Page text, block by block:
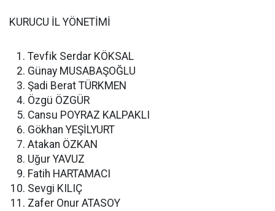
KURUCU İL YÖNETİMİ
Tevfik Serdar KÖKSAL
Günay MUSABAŞOĞLU
Şadi Berat TÜRKMEN
Özgü ÖZGÜR
Cansu POYRAZ KALPAKLI
Gökhan YEŞİLYURT
Atakan ÖZKAN
Uğur YAVUZ
Fatih HARTAMACI
Sevgi KILIÇ
Zafer Onur ATASOY